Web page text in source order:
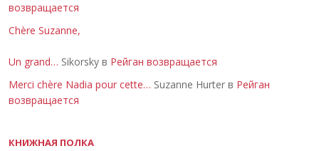
возвращается
Chère Suzanne,
Un grand… Sikorsky в Рейган возвращается
Merci chère Nadia pour cette… Suzanne Hurter в Рейган
возвращается
КНИЖНАЯ ПОЛКА